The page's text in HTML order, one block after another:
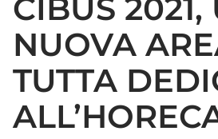
CIBUS 2021,
NUOVA
TUTTA